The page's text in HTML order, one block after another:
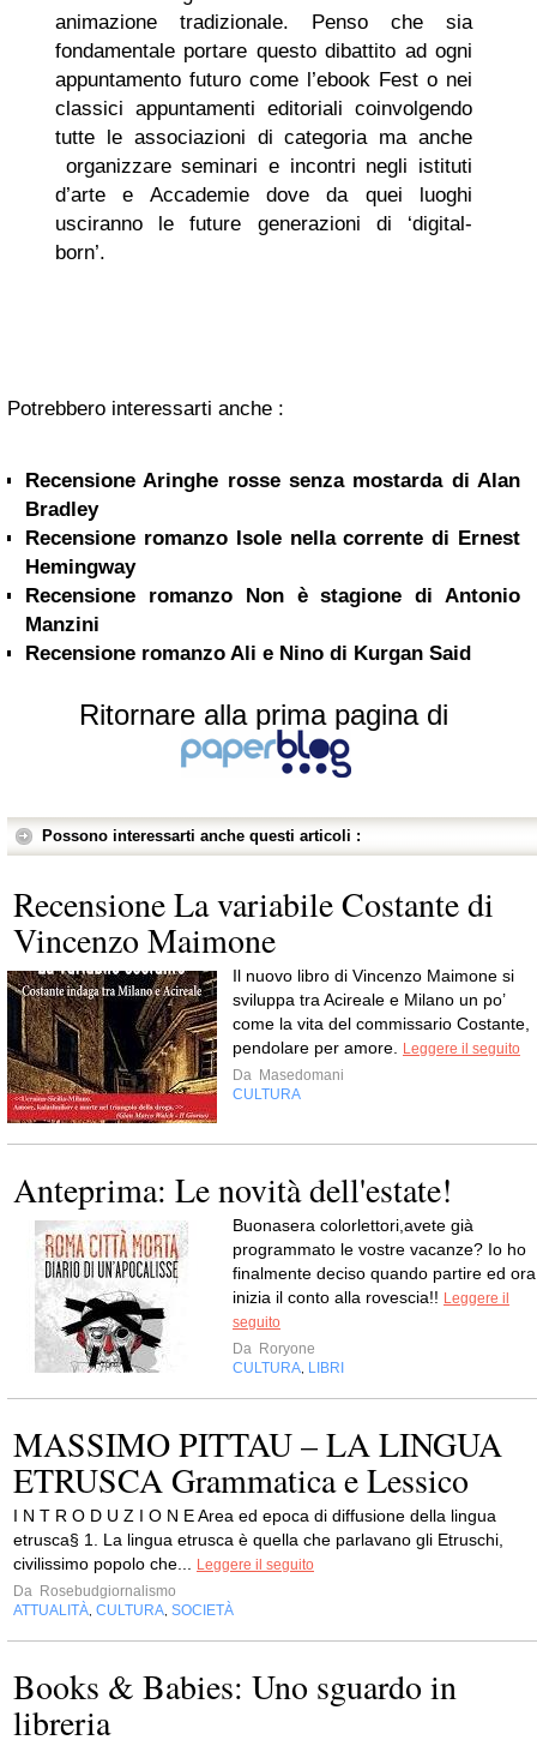
animazione tradizionale. Penso che sia
fondamentale portare questo dibattito ad ogni
appuntamento futuro come l’ebook Fest o nei
classici appuntamenti editoriali coinvolgendo
tutte le associazioni di categoria ma anche
organizzare seminari e incontri negli istituti
d’arte e Accademie dove da quei luoghi
usciranno le future generazioni di ‘digital-
born’.
Potrebbero interessarti anche :
Recensione Aringhe rosse senza mostarda di Alan
Bradley
Recensione romanzo Isole nella corrente di Ernest
Hemingway
Recensione romanzo Non è stagione di Antonio
Manzini
Recensione romanzo Ali e Nino di Kurgan Said
Ritornare alla prima pagina di
Possono interessarti anche questi articoli :
Recensione La variabile Costante di
Vincenzo Maimone
Il nuovo libro di Vincenzo Maimone si
sviluppa tra Acireale e Milano un po’
come la vita del commissario Costante,
pendolare per amore.
Leggere il seguito
Da Masedomani
CULTURA
Anteprima: Le novità dell'estate!
Buonasera colorlettori,avete già
programmato le vostre vacanze? Io ho
finalmente deciso quando partire ed ora
inizia il conto alla rovescia!! Leggere il
seguito
Da Roryone
CULTURA LIBRI
MASSIMO PITTAU – LA LINGUA
ETRUSCA Grammatica e Lessico
I N T R O D U Z I O N E Area ed epoca di diffusione della lingua
etrusca§ 1. La lingua etrusca è quella che parlavano gli Etruschi,
civilissimo popolo che...
Leggere il seguito
Da Rosebudgiornalismo
ATTUALITÀ CULTURA SOCIETÀ
Books & Babies: Uno sguardo in
libreria